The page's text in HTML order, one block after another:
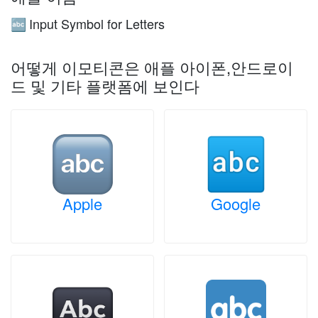
🔤 Input Symbol for Letters
어떻게 이모티콘은 애플 아이폰,안드로이
드 및 기타 플랫폼에 보인다
Apple Google